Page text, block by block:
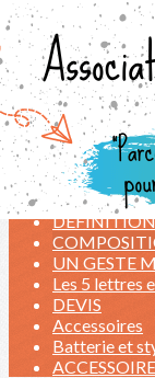
Exporter les lignes
Exporter
Exporter
Menu
<
>
LES
NOS TARIFS
DEFINITION
UN GESTE
Les 5 lettres
DEVIS
Accessoires
Batterie et